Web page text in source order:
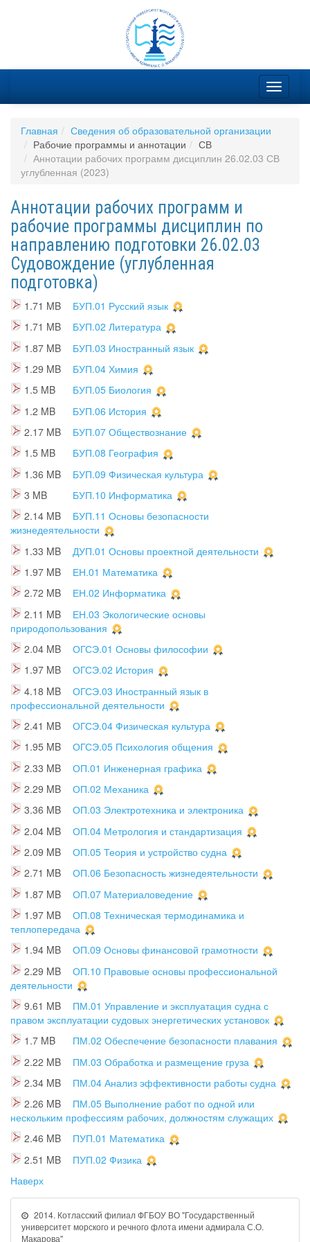
Главная
Сведения об образовательной организации
Рабочие программы и аннотации
СВ
Аннотации рабочих программ дисциплин 26.02.03 СВ
углубленная (2023)
Аннотации рабочих программ и
рабочие программы дисциплин по
направлению подготовки 26.02.03
Судовождение (углубленная
подготовка)
1.71 MB
БУП.01 Русский язык
1.71 MB
БУП.02 Литература
1.87 MB
БУП.03 Иностранный язык
1.29 MB
БУП.04 Химия
1.5 MB
БУП.05 Биология
1.2 MB
БУП.06 История
2.17 MB
БУП.07 Обществознание
1.5 MB
БУП.08 География
1.36 MB
БУП.09 Физическая культура
3 MB
БУП.10 Информатика
2.14 MB
БУП.11 Основы безопасности
жизнедеятельности
1.33 MB
ДУП.01 Основы проектной деятельности
1.97 MB
ЕН.01 Математика
2.72 MB
ЕН.02 Информатика
2.11 MB
ЕН.03 Экологические основы
природопользования
2.04 MB
ОГСЭ.01 Основы философии
1.97 MB
ОГСЭ.02 История
4.18 MB
ОГСЭ.03 Иностранный язык в
профессиональной деятельности
2.41 MB
ОГСЭ.04 Физическая культура
1.95 MB
ОГСЭ.05 Психология общения
2.33 MB
ОП.01 Инженерная графика
2.29 MB
ОП.02 Механика
3.36 MB
ОП.03 Электротехника и электроника
2.04 MB
ОП.04 Метрология и стандартизация
2.09 MB
ОП.05 Теория и устройство судна
2.71 MB
ОП.06 Безопасность жизнедеятельности
1.87 MB
ОП.07 Материаловедение
1.97 MB
ОП.08 Техническая термодинамика и
теплопередача
1.94 MB
ОП.09 Основы финансовой грамотности
2.29 MB
ОП.10 Правовые основы профессиональной
деятельности
9.61 MB
ПМ.01 Управление и эксплуатация судна с
правом эксплуатации судовых энергетических установок
1.7 MB
ПМ.02 Обеспечение безопасности плавания
2.22 MB
ПМ.03 Обработка и размещение груза
2.34 MB
ПМ.04 Анализ эффективности работы судна
2.26 MB
ПМ.05 Выполнение работ по одной или
нескольким профессиям рабочих, должностям служащих
2.46 MB
ПУП.01 Математика
2.51 MB
ПУП.02 Физика
Наверх
2014. Котласский филиал ФГБОУ ВО "Государственный
университет морского и речного флота имени адмирала С.О.
Макарова"